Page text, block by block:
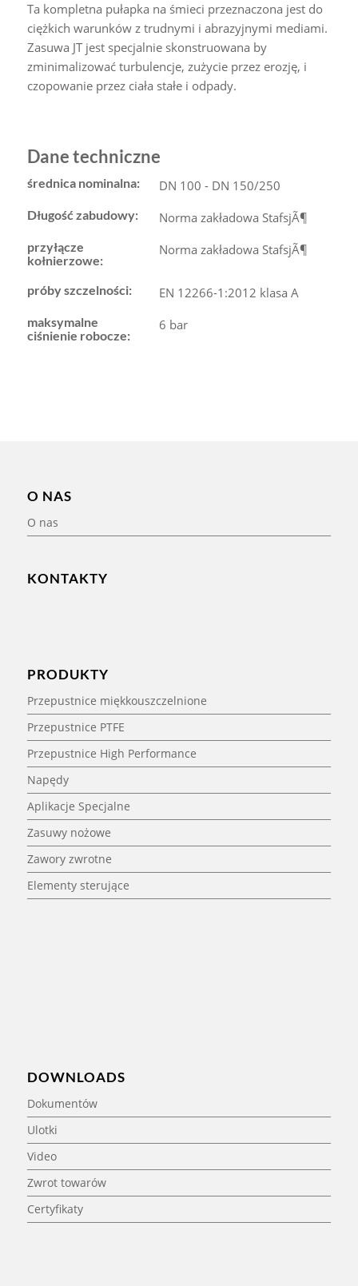
Ta kompletna pułapka na śmieci przeznaczona jest do
ciężkich warunków z trudnymi i abrazyjnymi mediami.
Zasuwa JT jest specjalnie skonstruowana by
zminimalizować turbulencje, zużycie przez erozję, i
czopowanie przez ciała stałe i odpady.
Dane techniczne
średnica nominalna: DN 100 - DN 150/250
Długość zabudowy: Norma zakładowa StafsjÃ¶
przyłącze
kołnierzowe:
Norma zakładowa StafsjÃ¶
próby szczelności: EN 12266-1:2012 klasa A
maksymalne
ciśnienie robocze:
6 bar
O NAS
O nas
KONTAKTY
PRODUKTY
Przepustnice miękkouszczelnione
Przepustnice PTFE
Przepustnice High Performance
Napędy
Aplikacje Specjalne
Zasuwy nożowe
Zawory zwrotne
Elementy sterujące
DOWNLOADS
Dokumentów
Ulotki
Video
Zwrot towarów
Certyfikaty